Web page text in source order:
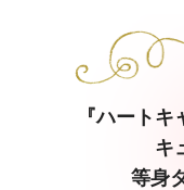
『ハート
キ
等身